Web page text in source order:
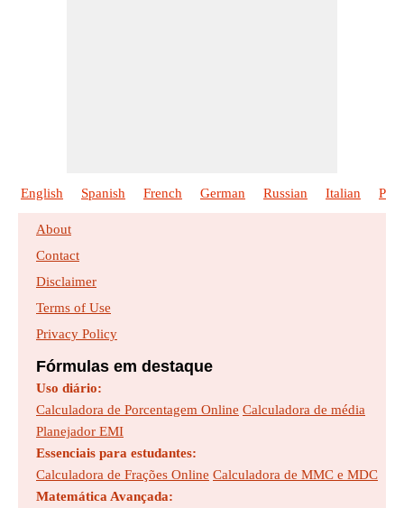
English Spanish French German Russian Italian
About
Contact
Disclaimer
Terms of Use
Privacy Policy
Fórmulas em destaque
Uso diário:
Calculadora de Porcentagem Online Calculadora de média
Planejador EMI
Essenciais para estudantes:
Calculadora de Frações Online Calculadora de MMC e MDC
Matemática Avançada: